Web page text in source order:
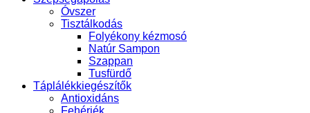
Óvszer
Tisztálkodás
Folyékony kézmosó
Natúr Sampon
Szappan
Tusfürdő
Táplálékkiegészítők
Antioxidáns
Fehérjék